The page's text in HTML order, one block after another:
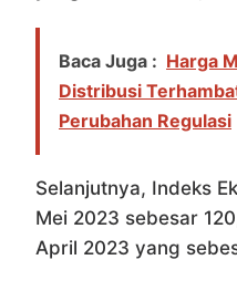
Baca Juga : Harga
Distribusi
Perubahan Regulasi
Selanjutnya, Indeks
Mei 2023 sebesar
April 2023 yang